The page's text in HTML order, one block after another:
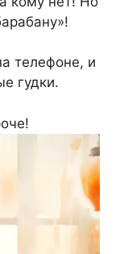
телефоне, и
гудки.